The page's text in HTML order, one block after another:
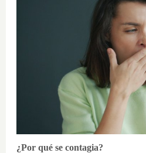
¿Por qué se contagia?